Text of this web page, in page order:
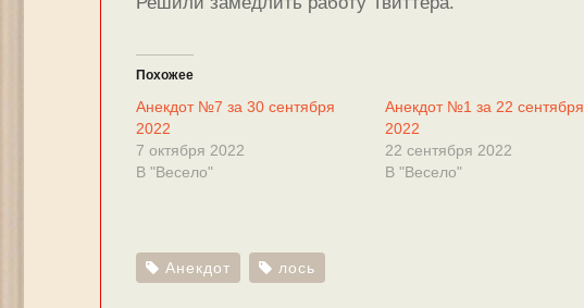
Похожее
Анекдот №7 за 30 сентября
2022
7 октября 2022
В "Весело"
Анекдот №1 за 22 сентября
2022
22 сентября 2022
В "Весело"
Анекдот лось